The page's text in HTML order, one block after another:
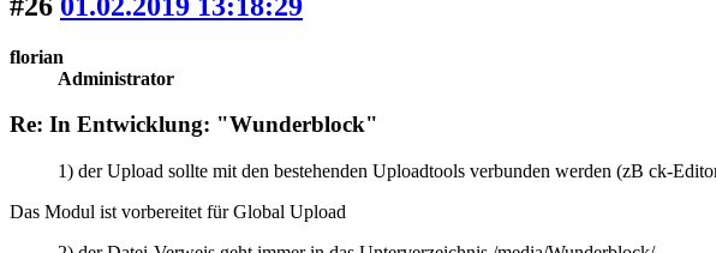
florian
Administrator
Re: In Entwicklung: "Wunderblock"
1) der Upload sollte mit den bestehenden Uploadtools verbunden werden (zB ck-
Das Modul ist vorbereitet für Global Upload